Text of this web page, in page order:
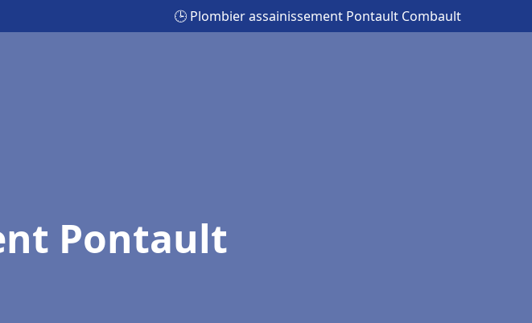
🕒 Plombier assainissement Pontault Combault
Pontault